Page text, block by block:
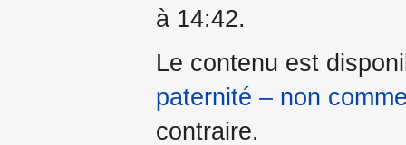
à 14:42.
Le contenu est
paternité – non
contraire.